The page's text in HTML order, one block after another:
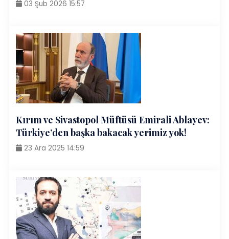
03 Şub 2026 15:57
Kırım ve Sivastopol Müftüsü Emirali Ablayev:
Türkiye’den başka bakacak yerimiz yok!
23 Ara 2025 14:59